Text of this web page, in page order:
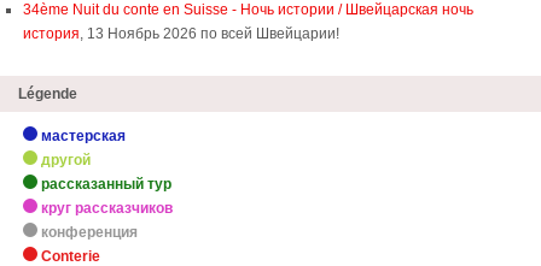
34ème Nuit du conte en Suisse - Ночь истории / Швейцарская ночь
история, 13 Ноябрь 2026 по всей Швейцарии!
Légende
мастерская
другой
рассказанный тур
круг рассказчиков
конференция
Conterie